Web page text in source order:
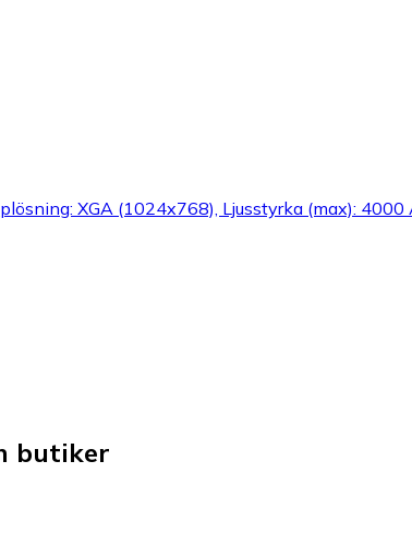
XGA (1024x768), Ljusstyrka (max): 4000
butiker